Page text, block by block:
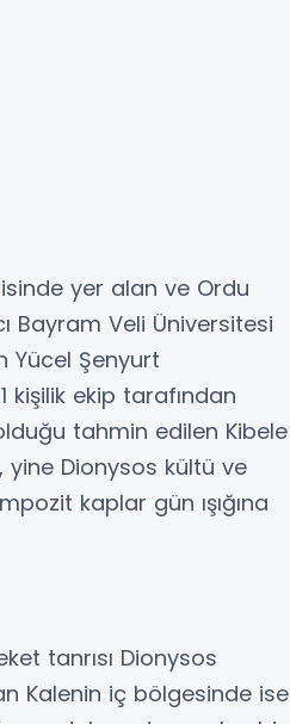
yer alan ve Ordu
Bayram Veli Üniversitesi
Yücel Şenyurt
kişilik ekip tarafından
tahmin edilen Kibele
yine Dionysos kültü ve
kaplar gün ışığına
tanrısı Dionysos
Kalenin iç bölgesinde ise